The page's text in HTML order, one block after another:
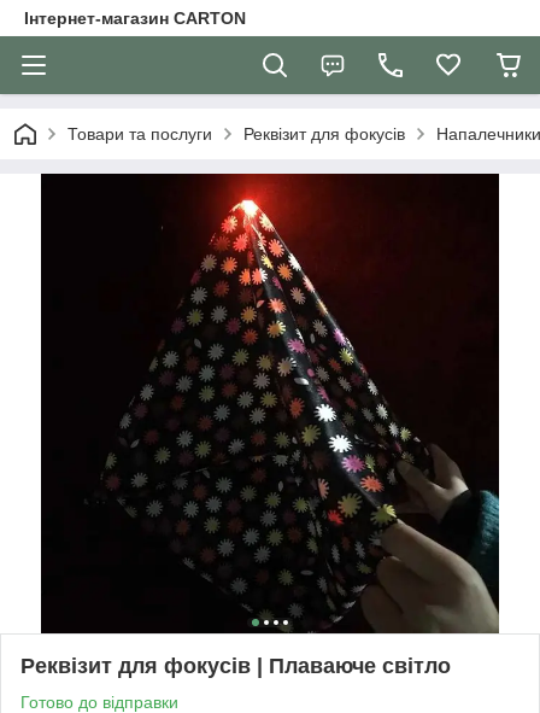
Інтернет-магазин CARTON
Товари та послуги Реквізит для фокусів Напалечники
Реквізит для фокусів | Плаваюче світло
Готово до відправки